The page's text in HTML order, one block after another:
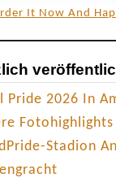
It Now And
Pride 2026 In
Fotohighlights
Stadion